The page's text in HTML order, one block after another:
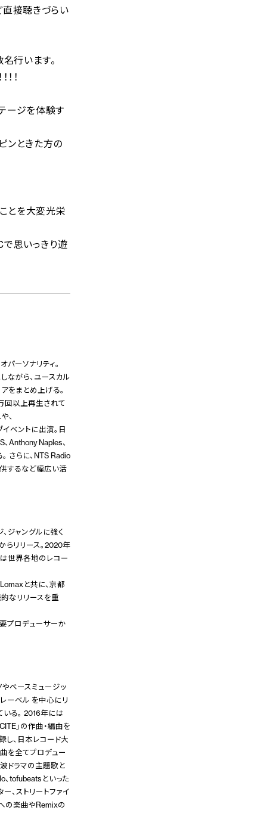
直接聴きづらい
行います。
！
ージを体験す
ンときた方の
とを大変光栄
思いっきり遊
パーソナリティ。
ながら、ユースカル
をまとめ上げる。
回以上再生されて
、
ベントに出演。日
Anthony Naples、
さらに、NTS Radio
するなど幅広い活
ジャングルに強く
らリリース。2020年
は世界各地のレコー
と共に、京都
なリリースを重
プロデューサーか
ベースミュージッ
ーベル を中心にリ
る。 2016年には
」の作曲・編曲を
し、日本レコード大
を全てプロデュー
波ドラマの主題歌と
、tofubeatsといった
、ストリートファイ
の楽曲やRemixの